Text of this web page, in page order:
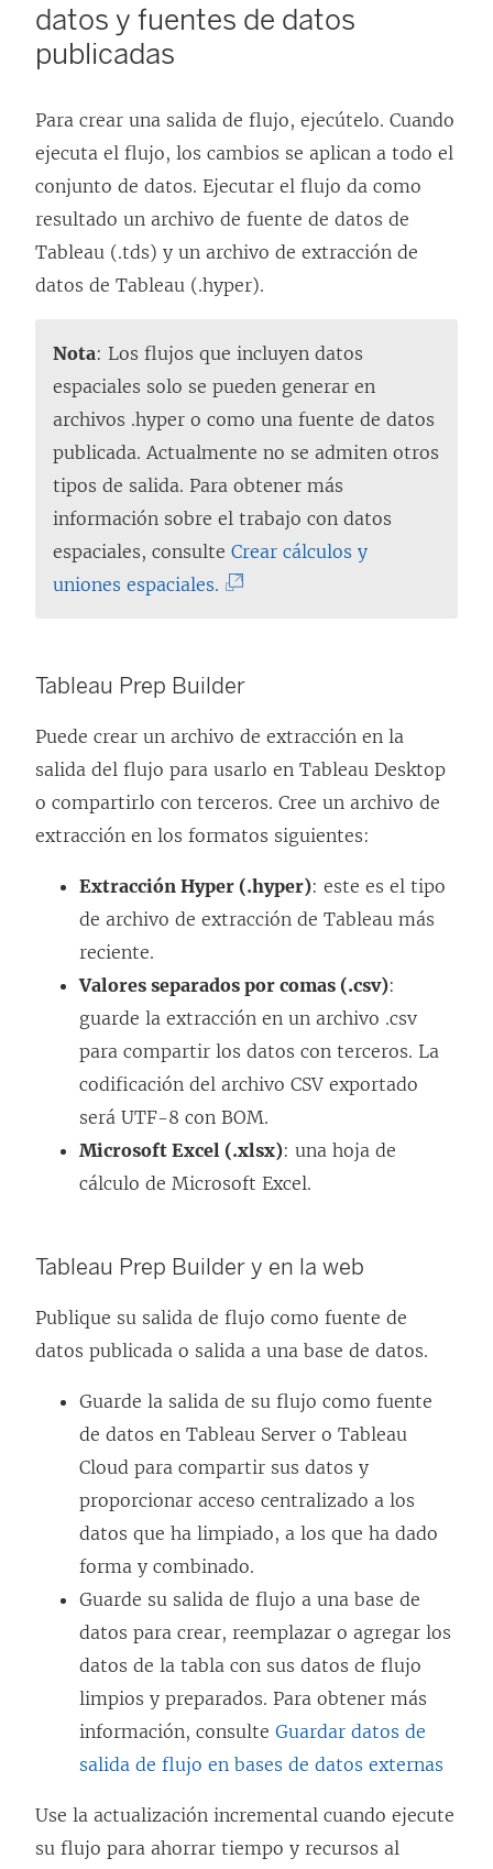
datos y fuentes de datos
publicadas
Para crear una salida de flujo, ejecútelo. Cuando
ejecuta el flujo, los cambios se aplican a todo el
conjunto de datos. Ejecutar el flujo da como
resultado un archivo de fuente de datos de
Tableau (.tds) y un archivo de extracción de
datos de Tableau (.hyper).
Nota: Los flujos que incluyen datos
espaciales solo se pueden generar en
archivos .hyper o como una fuente de datos
publicada. Actualmente no se admiten otros
tipos de salida. Para obtener más
información sobre el trabajo con datos
espaciales, consulte Crear cálculos y
uniones espaciales.
e
l
a
c
e
s
e
b
r
e
e
n
u
n
e
n
t
n
a
n
u
e
v
a
)
Tableau Prep Builder
Puede crear un archivo de extracción en la
salida del flujo para usarlo en Tableau Desktop
o compartirlo con terceros. Cree un archivo de
extracción en los formatos siguientes:
Extracción Hyper (.hyper): este es el tipo
de archivo de extracción de Tableau más
reciente.
Valores separados por comas (.csv):
guarde la extracción en un archivo .csv
para compartir los datos con terceros. La
codificación del archivo CSV exportado
será UTF-8 con BOM.
Microsoft Excel (.xlsx): una hoja de
cálculo de Microsoft Excel.
Tableau Prep Builder y en la web
Publique su salida de flujo como fuente de
datos publicada o salida a una base de datos.
Guarde la salida de su flujo como fuente
de datos en Tableau Server o Tableau
Cloud para compartir sus datos y
proporcionar acceso centralizado a los
datos que ha limpiado, a los que ha dado
forma y combinado.
Guarde su salida de flujo a una base de
datos para crear, reemplazar o agregar los
datos de la tabla con sus datos de flujo
limpios y preparados. Para obtener más
información, consulte Guardar datos de
salida de flujo en bases de datos externas
Use la actualización incremental cuando ejecute
su flujo para ahorrar tiempo y recursos al